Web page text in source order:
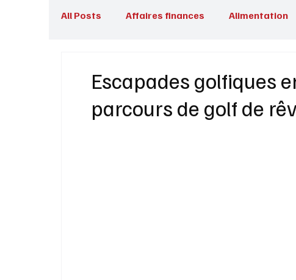
All Posts Affaires finances Alimentation
Bien-Être Beauté Mode Maison
Escapades golfiques
parcours de golf de